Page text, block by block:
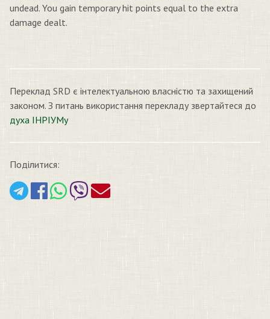
undead. You gain temporary hit points equal to the extra
damage dealt.
Переклад SRD є інтелектуальною власністю та захищений
законом. З питань використання перекладу звертайтеся до
духа ІНРІУМу
Поділитися: